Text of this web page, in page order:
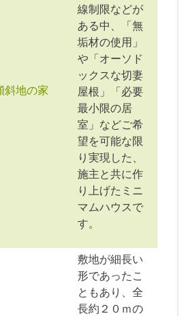
斜地の家
線制限などが
ある中、「無
垢材の使用」
や「オーソド
ックスな切妻
屋根」「必要
最小限の居
室」などご希
望を可能な限
り実現した、
施主と共に作
り上げたミニ
マムハウスで
す。
敷地が細長い
形であったこ
ともあり、全
長約２０ｍの